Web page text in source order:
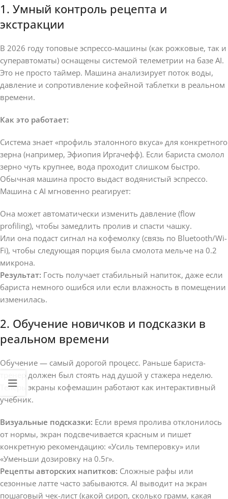
1. Умный контроль рецепта и
экстракции
В 2026 году топовые эспрессо-машины (как рожковые, так и
суперавтоматы) оснащены системой телеметрии на базе AI.
Это не просто таймер. Машина анализирует поток воды,
давление и сопротивление кофейной таблетки в реальном
времени.
Как это работает:
Система знает «профиль эталонного вкуса» для конкретного
зерна (например, Эфиопия Иргачефф). Если бариста смолол
зерно чуть крупнее, вода проходит слишком быстро.
Обычная машина просто выдаст водянистый эспрессо.
Машина с AI мгновенно реагирует:
Она может автоматически изменить давление (flow
profiling), чтобы замедлить пролив и спасти чашку.
Или она подаст сигнал на кофемолку (связь по Bluetooth/Wi-
Fi), чтобы следующая порция была смолота мельче на 0.2
микрона.
Результат: Гость получает стабильный напиток, даже если
бариста немного ошибся или если влажность в помещении
изменилась.
2. Обучение новичков и подсказки в
реальном времени
Обучение — самый дорогой процесс. Раньше бариста-
тренер должен был стоять над душой у стажера неделю.
Теперь экраны кофемашин работают как интерактивный
учебник.
Визуальные подсказки: Если время пролива отклонилось
от нормы, экран подсвечивается красным и пишет
конкретную рекомендацию: «Усиль темперовку» или
«Уменьши дозировку на 0.5г».
Рецепты авторских напитков: Сложные рафы или
сезонные латте часто забываются. AI выводит на экран
пошаговый чек-лист (какой сироп, сколько грамм, какая